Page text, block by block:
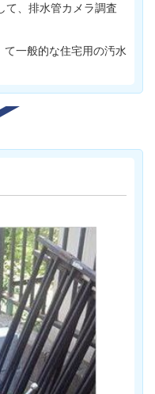
て、排水管カメラ調査
一般的な住宅用の汚水